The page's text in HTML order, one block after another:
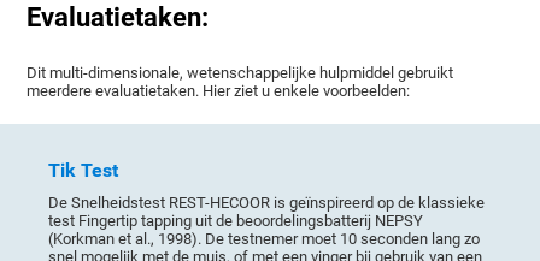
Evaluatietaken:
Dit multi-dimensionale, wetenschappelijke hulpmiddel gebruikt
meerdere evaluatietaken. Hier ziet u enkele voorbeelden:
Tik Test
De Snelheidstest REST-HECOOR is geïnspireerd op de klassieke
test Fingertip tapping uit de beoordelingsbatterij NEPSY
(Korkman et al., 1998). De testnemer moet 10 seconden lang zo
snel mogelijk met de muis, of met een vinger bij gebruik van een